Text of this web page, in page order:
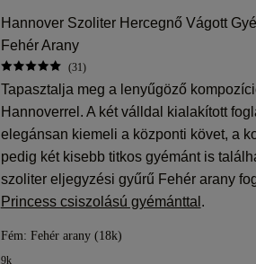
Hannover Szoliter Hercegnő Vágott
Fehér Arany
(31)
Tapasztalja meg a lenyűgöző
Hannoverrel. A két válldal kialakított
elegánsan kiemeli a központi követ, a
pedig két kisebb titkos gyémánt is
szoliter eljegyzési gyűrű Fehér arany
Princess csiszolású gyémánttal .
Fém: Fehér arany (18k)
9k